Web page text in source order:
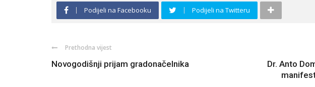
Podijeli na Facebooku Podijeli na Twitteru
Prethodna vijest
Novogodišnji prijam gradonačelnika
Dr. Anto